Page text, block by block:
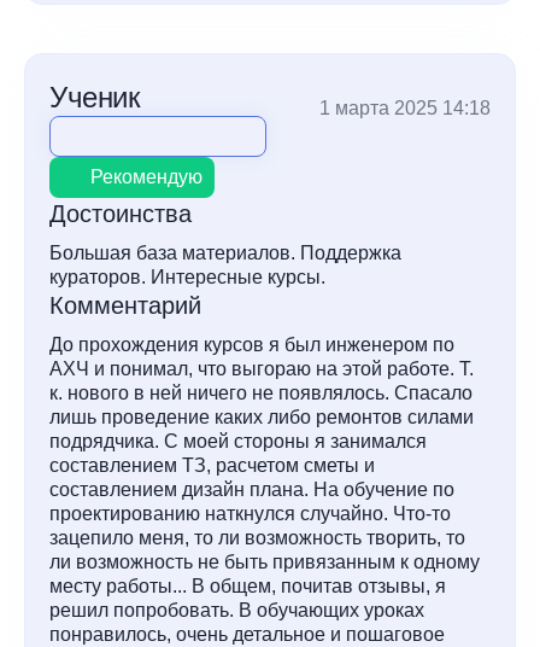
Ученик 1 марта 2025 14:18
Рекомендую
Достоинства
Большая база материалов. Поддержка
кураторов. Интересные курсы.
Комментарий
До прохождения курсов я был инженером по
АХЧ и понимал, что выгораю на этой работе. Т.
к. нового в ней ничего не появлялось. Спасало
лишь проведение каких либо ремонтов силами
подрядчика. С моей стороны я занимался
составлением ТЗ, расчетом сметы и
составлением дизайн плана. На обучение по
проектированию наткнулся случайно. Что-то
зацепило меня, то ли возможность творить, то
ли возможность не быть привязанным к одному
месту работы... В общем, почитав отзывы, я
решил попробовать. В обучающих уроках
понравилось, очень детальное и пошаговое